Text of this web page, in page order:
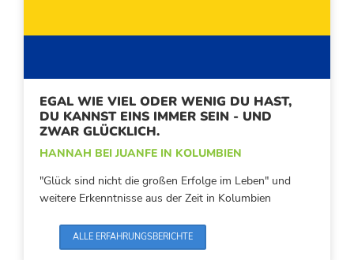
EGAL WIE VIEL ODER WENIG DU HAST,
DU KANNST EINS IMMER SEIN - UND
ZWAR GLÜCKLICH.
HANNAH BEI JUANFE IN KOLUMBIEN‍
"Glück sind nicht die großen Erfolge im Leben" und
weitere Erkenntnisse aus der Zeit in Kolumbien
ALLE ERFAHRUNGSBERICHTE